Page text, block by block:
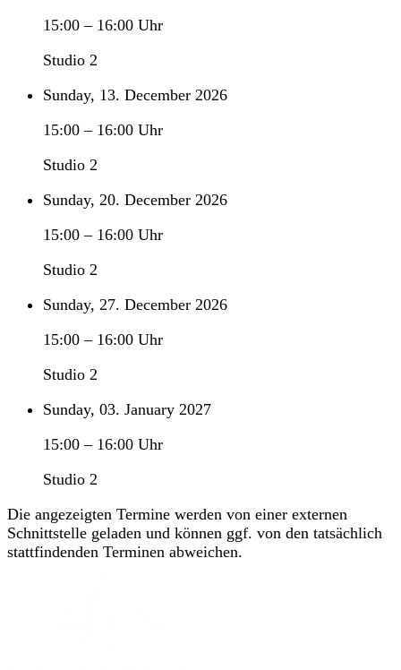
15:00 – 16:00 Uhr
Studio 2
Sunday, 13. December 2026
15:00 – 16:00 Uhr
Studio 2
Sunday, 20. December 2026
15:00 – 16:00 Uhr
Studio 2
Sunday, 27. December 2026
15:00 – 16:00 Uhr
Studio 2
Sunday, 03. January 2027
15:00 – 16:00 Uhr
Studio 2
Die angezeigten Termine werden von einer externen
Schnittstelle geladen und können ggf. von den tatsächlich
stattfindenden Terminen abweichen.